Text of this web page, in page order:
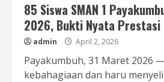
85 Siswa SMAN 1
2026, Bukti Nyata Prestasi
admin April 2, 2026
Payakumbuh, 31 Maret 2026
kebahagiaan dan haru